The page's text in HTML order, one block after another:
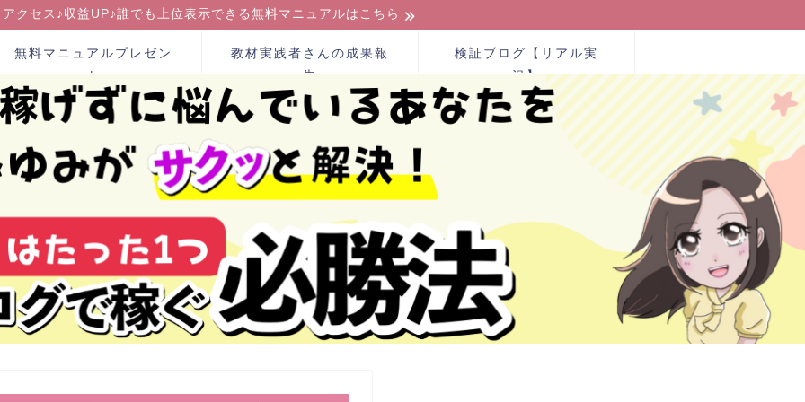
アクセス♪収益UP♪誰でも上位表示できる無料マニュアルはこちら
無料マニュアルプレゼン
ト
教材実践者さんの成果報
告
検証ブログ【リアル実
況】